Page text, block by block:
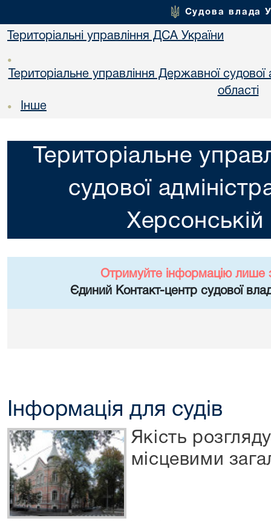
Судова влада
Територіальні управління ДСА України
•
Територіальне управління Державної судової
областi
• Інше
Територіальне
судової
Отримуйте інформацію лише
Єдиний Контакт-центр судової
Інформація для судів
Якість
місцевими